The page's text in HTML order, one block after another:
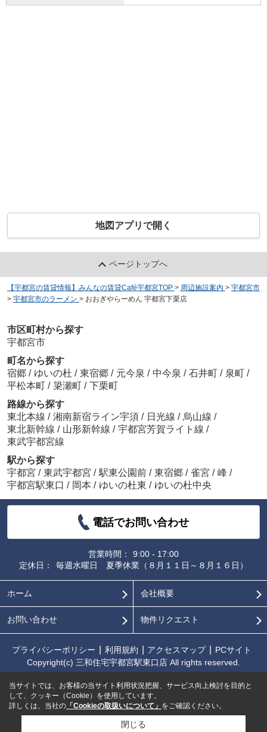
地図アプリで開く
ページトップへ
【宇都宮の賃貸情報】みんなの賃貸Café宇都宮TOP > 周辺施設案内 > 宇都宮市
> 宇都宮市のラーメン > おおぎやらーめん 宇都宮下栗店
市区町村から探す
宇都宮市
町名から探す
宿郷 / ゆいの杜 / 東宿郷 / 元今泉 / 中今泉 / 石井町 / 泉町 /
平松本町 / 簗瀬町 / 下栗町
路線から探す
東北本線 / 湘南新宿ライン宇須 / 日光線 / 烏山線 /
東北新幹線 / 山形新幹線 / 宇都宮芳賀ライト線 /
東武宇都宮線
駅から探す
宇都宮 / 東武宇都宮 / 駅東公園前 / 東宿郷 / 雀宮 / 峰 /
宇都宮駅東口 / 岡本 / ゆいの杜東 / ゆいの杜中央
電話でお問い合わせ
営業時間：
9:00 - 17:00
定休日：
毎週水曜日 夏季休業（８月１１日～８月１６日）
ホーム 会社概要
お問い合わせ 物件リクエスト
プライバシーポリシー 利用規約 アクセスマップ
PCサイト
Copyright(c) 三和住宅宇都宮駅東口店 All rights reserved.
当サイトでは、お客様の当サイト利用状況把握、サービス向上検討を目的と
して、クッキー（Cookie）を使用しています。
詳しくは、当社の 「Cookieの取扱いについて」 をご確認ください。
閉じる